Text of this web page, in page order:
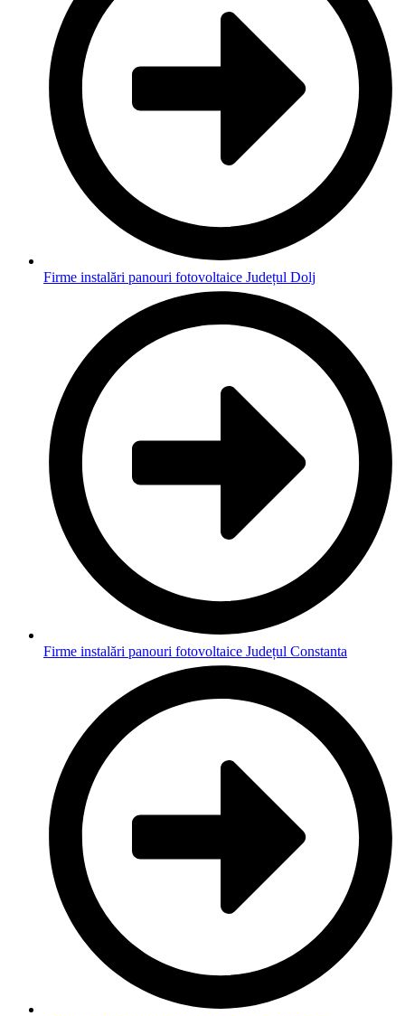
Firme instalări panouri fotovoltaice Județul Dolj
Firme instalări panouri fotovoltaice Județul Constanta